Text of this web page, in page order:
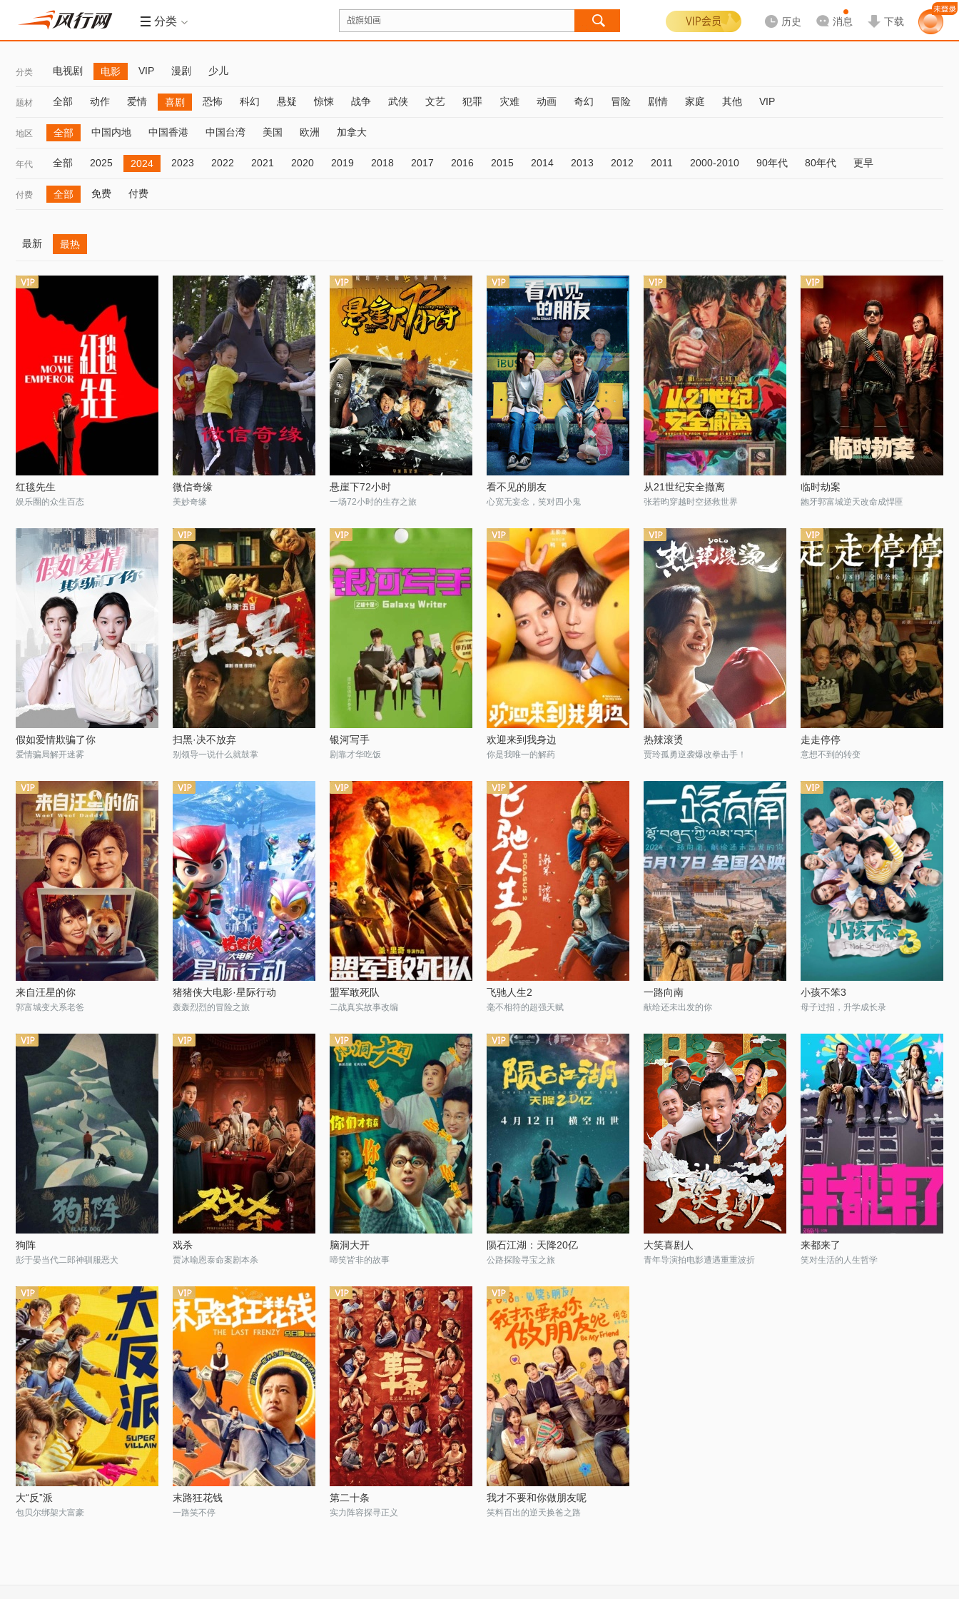
分类 历史 消息 下载
分类 电视剧 电影 VIP 漫剧 少儿
题材 全部 动作 爱情 喜剧 恐怖 科幻 悬疑 惊悚 战争 武侠 文艺 犯罪 灾难 动画 奇幻 冒险 剧情 家庭 其他 VIP
地区 全部 中国内地 中国香港 中国台湾 美国 欧洲 加拿大
年代 全部 2025 2024 2023 2022 2021 2020 2019 2018 2017 2016 2015 2014 2013 2012 2011 2000-2010 90年代 80年代 更早
付费 全部 免费 付费
最新 最热
红毯先生
娱乐圈的众生百态
微信奇缘
美妙奇缘
悬崖下72小时
一场72小时的生存之旅
看不见的朋友
心宽无妄念，笑对四小鬼
从21世纪安全撤离
张若昀穿越时空拯救世界
临时劫案
龅牙郭富城逆天改命成悍匪
假如爱情欺骗了你
爱情骗局解开迷雾
扫黑·决不放弃
别领导一说什么就鼓掌
银河写手
剧靠才华吃饭
欢迎来到我身边
你是我唯一的解药
热辣滚烫
贾玲孤勇逆袭爆改拳击手！
走走停停
意想不到的转变
来自汪星的你
郭富城变犬系老爸
猪猪侠大电影·星际行动
轰轰烈烈的冒险之旅
盟军敢死队
二战真实故事改编
飞驰人生2
毫不相符的超强天赋
一路向南
献给还未出发的你
小孩不笨3
母子过招，升学成长录
狗阵
彭于晏当代二郎神驯服恶犬
戏杀
贾冰喻恩泰命案剧本杀
脑洞大开
啼笑皆非的故事
陨石江湖：天降20亿
公路探险寻宝之旅
大笑喜剧人
青年导演拍电影遭遇重重波折
来都来了
笑对生活的人生哲学
大“反”派
包贝尔绑架大富豪
末路狂花钱
一路笑不停
第二十条
实力阵容探寻正义
我才不要和你做朋友呢
笑料百出的逆天换爸之路